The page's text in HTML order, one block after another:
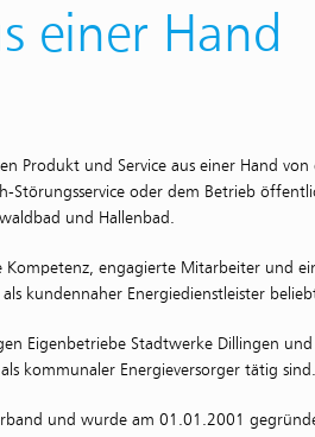
einer Hand
Produkt und Service aus einer Hand
Störungsservice oder dem Betrieb
und Hallenbad.
Kompetenz, engagierte Mitarbeiter und
kundennaher Energiedienstleister
Eigenbetriebe Stadtwerke Dillingen
kommunaler Energieversorger tätig sind.
und wurde am 01.01.2001